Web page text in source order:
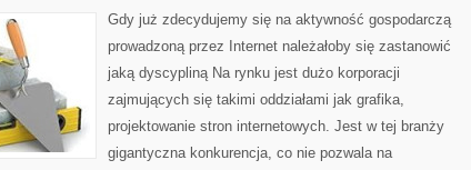
SUPER
WRAŻLIWYM
TRZEBA
NIM
Gdy już zdecydujemy się na aktywność gospodarczą
prowadzoną przez Internet należałoby się zastanowić
jaką dyscypliną Na rynku jest dużo korporacji
zajmujących się takimi oddziałami jak grafika,
projektowanie stron internetowych. Jest w tej branży
gigantyczna konkurencja, co nie pozwala na